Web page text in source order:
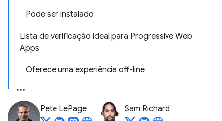
Pode ser instalado
Lista de verificação ideal para Progressive Web
Apps
Oferece uma experiência off-line
Pete LePage Sam Richard